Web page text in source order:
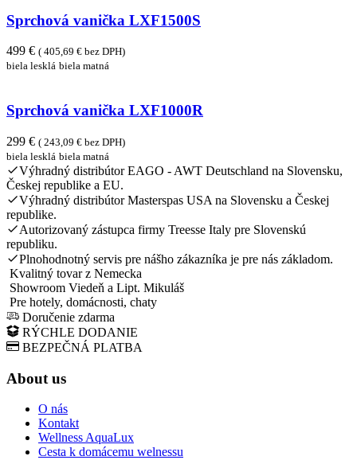
Sprchová vanička LXF1500S
499 € ( 405,69 € bez DPH)
biela lesklá biela matná
Sprchová vanička LXF1000R
299 € ( 243,09 € bez DPH)
biela lesklá biela matná
Výhradný distribútor EAGO - AWT Deutschland na Slovensku,
Českej republike a EU.
Výhradný distribútor Masterspas USA na Slovensku a Českej
republike.
Autorizovaný zástupca firmy Treesse Italy pre Slovenskú
republiku.
Plnohodnotný servis pre nášho zákazníka je pre nás základom.
Kvalitný tovar z Nemecka
Showroom Viedeň a Lipt. Mikuláš
Pre hotely, domácnosti, chaty
Doručenie zdarma
RÝCHLE DODANIE
BEZPEČNÁ PLATBA
About us
O nás
Kontakt
Wellness AquaLux
Cesta k domácemu welnessu